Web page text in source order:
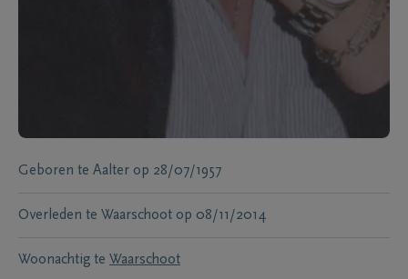
Geboren te Aalter op 28/07/1957
Overleden te Waarschoot op 08/11/2014
Woonachtig te Waarschoot